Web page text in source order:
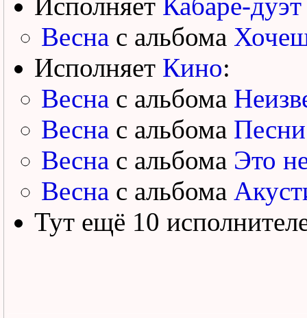
Весна с альбома
Исполняет Кино:
Весна с альбома
Весна с альбома
Весна с альбома Это
Весна с альбома
Тут ещё 10